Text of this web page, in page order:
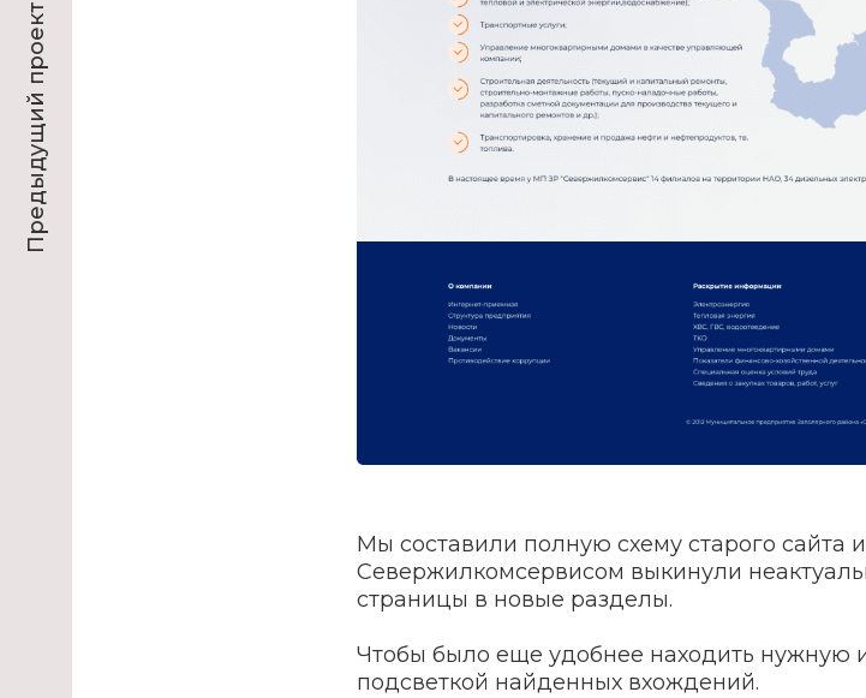
Мы составили полную схему старого сайта
Севержилкомсервисом выкинули
страницы в новые разделы.
Чтобы было еще удобнее находить
подсветкой найденных вхождений.
Предыдущий проект